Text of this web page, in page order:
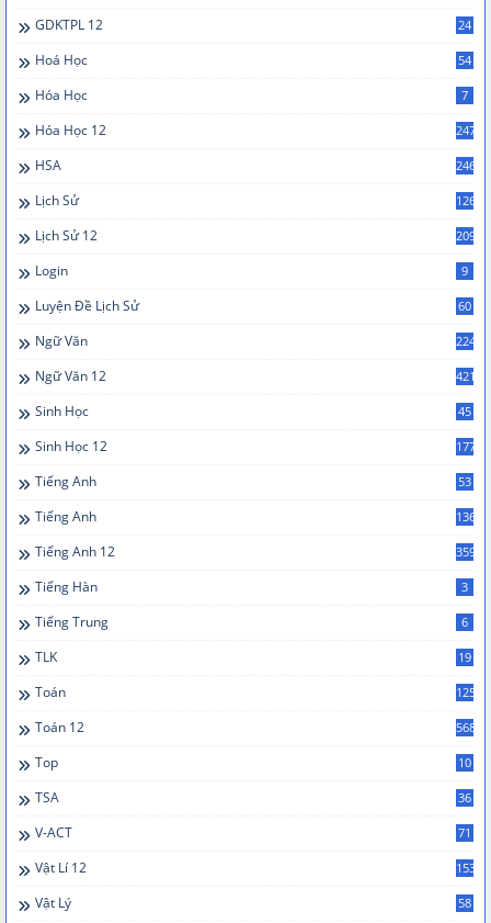
GDKTPL 12 24
Hoá Học 54
Hóa Học 7
Hóa Học 12 247
HSA 246
Lịch Sử 126
Lịch Sử 12 209
Login 9
Luyện Đề Lịch Sử 60
Ngữ Văn 224
Ngữ Văn 12 421
Sinh Học 45
Sinh Học 12 177
Tiếng Anh 53
Tiếng Anh 136
Tiếng Anh 12 359
Tiếng Hàn 3
Tiếng Trung 6
TLK 19
Toán 125
Toán 12 568
Top 10
TSA 36
V-ACT 71
Vật Lí 12 153
Vật Lý 58